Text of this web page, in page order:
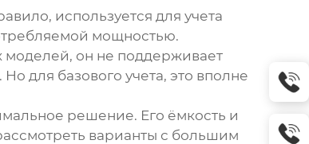
используется для учета
мощностью.
моделей, он не поддерживает
для базового учета, это вполне
решение. Его ёмкость и
варианты с большим